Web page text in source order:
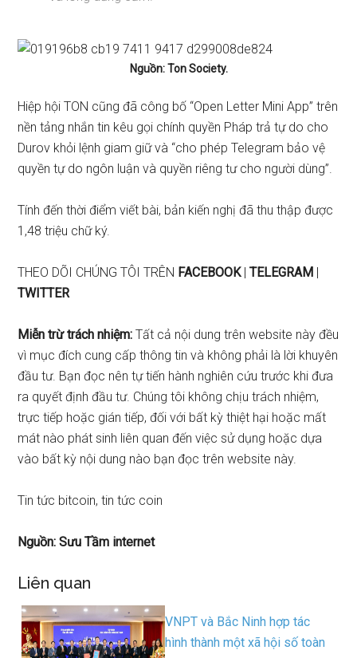
Nguồn: Ton Society.
Hiệp hội TON cũng đã công bố “Open Letter Mini App” trên
nền tảng nhắn tin kêu gọi chính quyền Pháp trả tự do cho
Durov khỏi lệnh giam giữ và “cho phép Telegram bảo vệ
quyền tự do ngôn luận và quyền riêng tư cho người dùng”.
Tính đến thời điểm viết bài, bản kiến ​​nghị đã thu thập được
1,48 triệu chữ ký.
THEO DÕI CHÚNG TÔI TRÊN FACEBOOK|TELEGRAM |
TWITTER
Miễn trừ trách nhiệm: Tất cả nội dung trên website này đều
vì mục đích cung cấp thông tin và không phải là lời khuyên
đầu tư. Bạn đọc nên tự tiến hành nghiên cứu trước khi đưa
ra quyết định đầu tư. Chúng tôi không chịu trách nhiệm,
trực tiếp hoặc gián tiếp, đối với bất kỳ thiệt hại hoặc mất
mát nào phát sinh liên quan đến việc sử dụng hoặc dựa
vào bất kỳ nội dung nào bạn đọc trên website này.
Tin tức bitcoin, tin tức coin
Nguồn: Sưu Tầm internet
Liên quan
VNPT và Bắc Ninh hợp tác
hình thành một xã hội số toàn